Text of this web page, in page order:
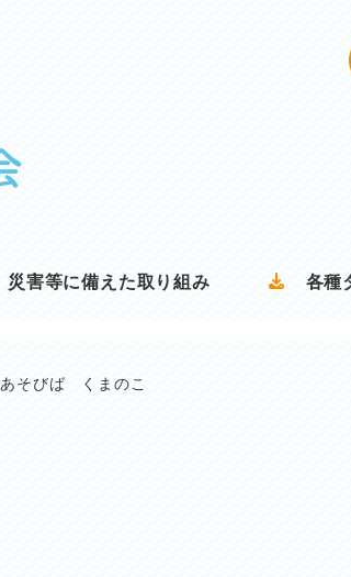
災害等に備えた取り組み 各種
あそびば くまのこ